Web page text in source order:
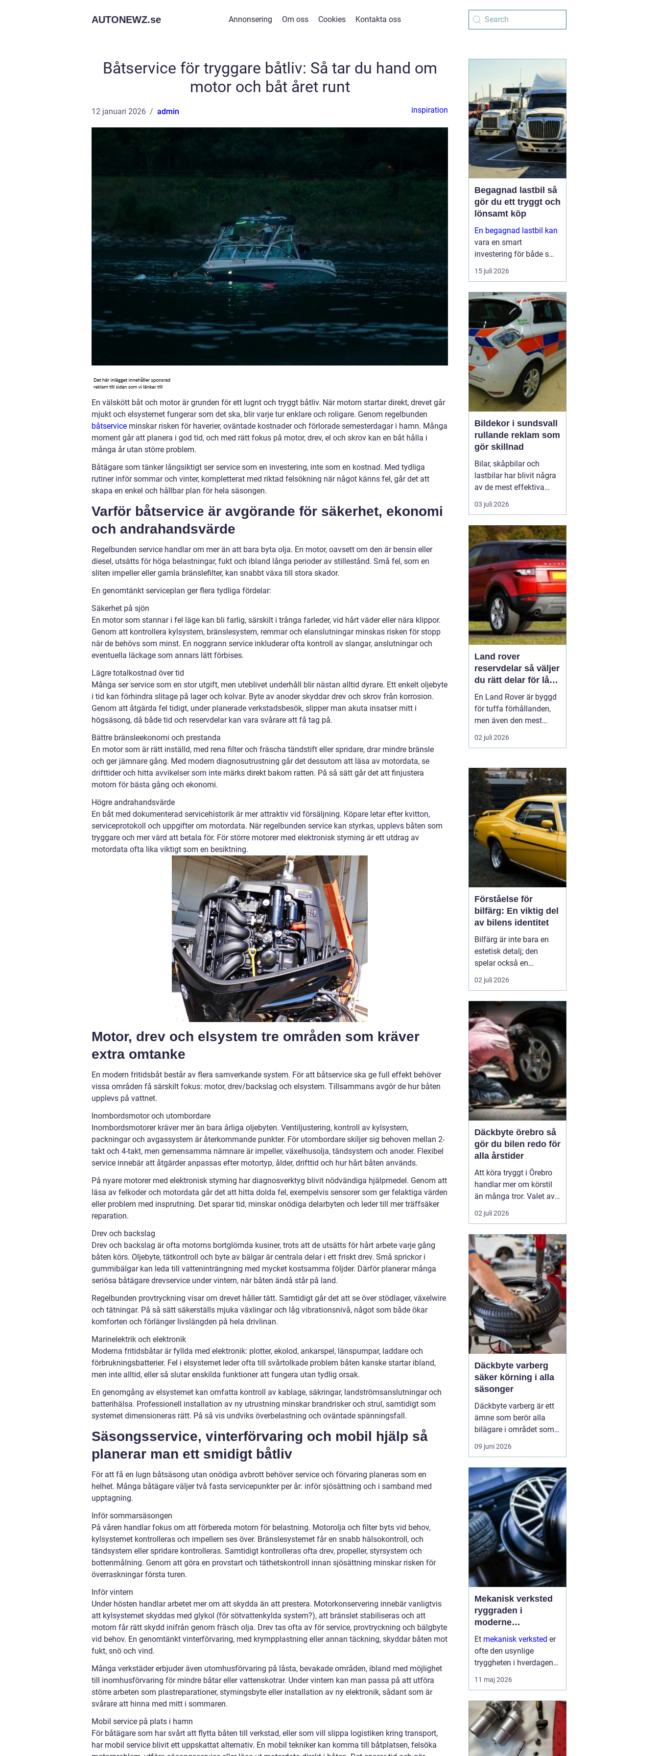
AUTONEWZ.se Annonsering Om oss Cookies Kontakta oss
Båtservice för tryggare båtliv: Så tar du hand om
motor och båt året runt
12 januari 2026 admin inspiration
En välskött båt och motor är grunden för ett lugnt och tryggt båtliv. När motorn startar direkt, drevet går
mjukt och elsystemet fungerar som det ska, blir varje tur enklare och roligare. Genom regelbunden
båtservice minskar risken för haverier, oväntade kostnader och förlorade semesterdagar i hamn. Många
moment går att planera i god tid, och med rätt fokus på motor, drev, el och skrov kan en båt hålla i
många år utan större problem.
Båtägare som tänker långsiktigt ser service som en investering, inte som en kostnad. Med tydliga
rutiner inför sommar och vinter, kompletterat med riktad felsökning när något känns fel, går det att
skapa en enkel och hållbar plan för hela säsongen.
Varför båtservice är avgörande för säkerhet, ekonomi
och andrahandsvärde
Regelbunden service handlar om mer än att bara byta olja. En motor, oavsett om den är bensin eller
diesel, utsätts för höga belastningar, fukt och ibland långa perioder av stillestånd. Små fel, som en
sliten impeller eller gamla bränslefilter, kan snabbt växa till stora skador.
En genomtänkt serviceplan ger flera tydliga fördelar:
Säkerhet på sjön
En motor som stannar i fel läge kan bli farlig, särskilt i trånga farleder, vid hårt väder eller nära klippor.
Genom att kontrollera kylsystem, bränslesystem, remmar och elanslutningar minskas risken för stopp
när de behövs som minst. En noggrann service inkluderar ofta kontroll av slangar, anslutningar och
eventuella läckage som annars lätt förbises.
Lägre totalkostnad över tid
Många ser service som en stor utgift, men uteblivet underhåll blir nästan alltid dyrare. Ett enkelt oljebyte
i tid kan förhindra slitage på lager och kolvar. Byte av anoder skyddar drev och skrov från korrosion.
Genom att åtgärda fel tidigt, under planerade verkstadsbesök, slipper man akuta insatser mitt i
högsäsong, då både tid och reservdelar kan vara svårare att få tag på.
Bättre bränsleekonomi och prestanda
En motor som är rätt inställd, med rena filter och fräscha tändstift eller spridare, drar mindre bränsle
och ger jämnare gång. Med modern diagnosutrustning går det dessutom att läsa av motordata, se
drifttider och hitta avvikelser som inte märks direkt bakom ratten. På så sätt går det att finjustera
motorn för bästa gång och ekonomi.
Högre andrahandsvärde
En båt med dokumenterad servicehistorik är mer attraktiv vid försäljning. Köpare letar efter kvitton,
serviceprotokoll och uppgifter om motordata. När regelbunden service kan styrkas, upplevs båten som
tryggare och mer värd att betala för. För större motorer med elektronisk styrning är ett utdrag av
motordata ofta lika viktigt som en besiktning.
Motor, drev och elsystem tre områden som kräver
extra omtanke
En modern fritidsbåt består av flera samverkande system. För att båtservice ska ge full effekt behöver
vissa områden få särskilt fokus: motor, drev/backslag och elsystem. Tillsammans avgör de hur båten
upplevs på vattnet.
Inombordsmotor och utombordare
Inombordsmotorer kräver mer än bara årliga oljebyten. Ventiljustering, kontroll av kylsystem,
packningar och avgassystem är återkommande punkter. För utombordare skiljer sig behoven mellan 2-
takt och 4-takt, men gemensamma nämnare är impeller, växelhusolja, tändsystem och anoder. Flexibel
service innebär att åtgärder anpassas efter motortyp, ålder, drifttid och hur hårt båten används.
På nyare motorer med elektronisk styrning har diagnosverktyg blivit nödvändiga hjälpmedel. Genom att
läsa av felkoder och motordata går det att hitta dolda fel, exempelvis sensorer som ger felaktiga värden
eller problem med insprutning. Det sparar tid, minskar onödiga delarbyten och leder till mer träffsäker
reparation.
Drev och backslag
Drev och backslag är ofta motorns bortglömda kusiner, trots att de utsätts för hårt arbete varje gång
båten körs. Oljebyte, tätkontroll och byte av bälgar är centrala delar i ett friskt drev. Små sprickor i
gummibälgar kan leda till vatteninträngning med mycket kostsamma följder. Därför planerar många
seriösa båtägare drevservice under vintern, när båten ändå står på land.
Regelbunden provtryckning visar om drevet håller tätt. Samtidigt går det att se över stödlager, växelwire
och tätningar. På så sätt säkerställs mjuka växlingar och låg vibrationsnivå, något som både ökar
komforten och förlänger livslängden på hela drivlinan.
Marinelektrik och elektronik
Moderna fritidsbåtar är fyllda med elektronik: plotter, ekolod, ankarspel, länspumpar, laddare och
förbrukningsbatterier. Fel i elsystemet leder ofta till svårtolkade problem båten kanske startar ibland,
men inte alltid, eller så slutar enskilda funktioner att fungera utan tydlig orsak.
En genomgång av elsystemet kan omfatta kontroll av kablage, säkringar, landströmsanslutningar och
batterihälsa. Professionell installation av ny utrustning minskar brandrisker och strul, samtidigt som
systemet dimensioneras rätt. På så vis undviks överbelastning och oväntade spänningsfall.
Säsongsservice, vinterförvaring och mobil hjälp så
planerar man ett smidigt båtliv
För att få en lugn båtsäsong utan onödiga avbrott behöver service och förvaring planeras som en
helhet. Många båtägare väljer två fasta servicepunkter per år: inför sjösättning och i samband med
upptagning.
Inför sommarsäsongen
På våren handlar fokus om att förbereda motorn för belastning. Motorolja och filter byts vid behov,
kylsystemet kontrolleras och impellern ses över. Bränslesystemet får en snabb hälsokontroll, och
tändsystem eller spridare kontrolleras. Samtidigt kontrolleras ofta drev, propeller, styrsystem och
bottenmålning. Genom att göra en provstart och täthetskontroll innan sjösättning minskar risken för
överraskningar första turen.
Inför vintern
Under hösten handlar arbetet mer om att skydda än att prestera. Motorkonservering innebär vanligtvis
att kylsystemet skyddas med glykol (för sötvattenkylda system?), att bränslet stabiliseras och att
motorn får rätt skydd inifrån genom fräsch olja. Drev tas ofta av för service, provtryckning och bälgbyte
vid behov. En genomtänkt vinterförvaring, med krympplastning eller annan täckning, skyddar båten mot
fukt, snö och vind.
Många verkstäder erbjuder även utomhusförvaring på låsta, bevakade områden, ibland med möjlighet
till inomhusförvaring för mindre båtar eller vattenskotrar. Under vintern kan man passa på att utföra
större arbeten som plastreparationer, styrningsbyte eller installation av ny elektronik, sådant som är
svårare att hinna med mitt i sommaren.
Mobil service på plats i hamn
För båtägare som har svårt att flytta båten till verkstad, eller som vill slippa logistiken kring transport,
har mobil service blivit ett uppskattat alternativ. En mobil tekniker kan komma till båtplatsen, felsöka
Begagnad lastbil så
gör du ett tryggt och
lönsamt köp
En begagnad lastbil kan
vara en smart
investering för både små
och stora företag. Du får
ofta mycket kapacitet
leveranstid och en bil
som redan visat vad den
går för i vardagen.
Sam...
15 juli 2026
Bildekor i sundsvall
rullande reklam som
gör skillnad
Bilar, skåpbilar och
lastbilar har blivit några
av de mest effektiva
reklampelarna vi har i
vardagen. En
att ett företag syns
överallt där fordonet rör
sig på E4:an, inne i
centrum, på
industriområdet eller
utanför kundens en...
03 juli 2026
Land rover
reservdelar så väljer
du rätt delar för lång
livslängd och trygg
körning
En Land Rover är byggd
för tuffa förhållanden,
men även den mest
robusta bilen slits med
tiden. Bromsar,
packningar och
elektronik påverkas av år
av vardagskörning,
terräng och vägsalt. För
att bilen ska behålla sin
styrka och säkerh...
02 juli 2026
Förståelse för
bilfärg: En viktig del
av bilens identitet
Bilfärg är inte bara en
estetisk detalj; den
spelar också en
avgörande roll för bilens
övergripande identitet
bilfärgen kan påverka
hur en bil uppfattas,
stärka dess mär...
02 juli 2026
Däckbyte örebro så
gör du bilen redo för
alla årstider
Att köra tryggt i Örebro
handlar mer om körstil
än många tror. Valet av
däck, när de byts och hur
de monteras spelar en
säkerheten. Vädret i
Närke skiftar snabbt,
med kalla vintrar, blöta
vårvägar och varma
sommardagar. För den
som...
02 juli 2026
Däckbyte varberg
säker körning i alla
säsonger
Däckbyte varberg är ett
ämne som berör alla
bilägare i området som
vill köra säkert året om.
När vädret skiftar mellan
vintervägar och torra
sommarvägar behöver
däcken alltid vara
anpassade för
underlaget. Ett
genomtänkt däckby...
09 juni 2026
Mekanisk verksted
ryggraden i
moderne
maskinpark
Et mekanisk verksted er
ofte den usynlige
tryggheten i hverdagen
for både næringsliv og
privatpersoner. Når
produksjon stanser eller
en gravemaskin står fast
på et anlegg, er ve...
11 maj 2026